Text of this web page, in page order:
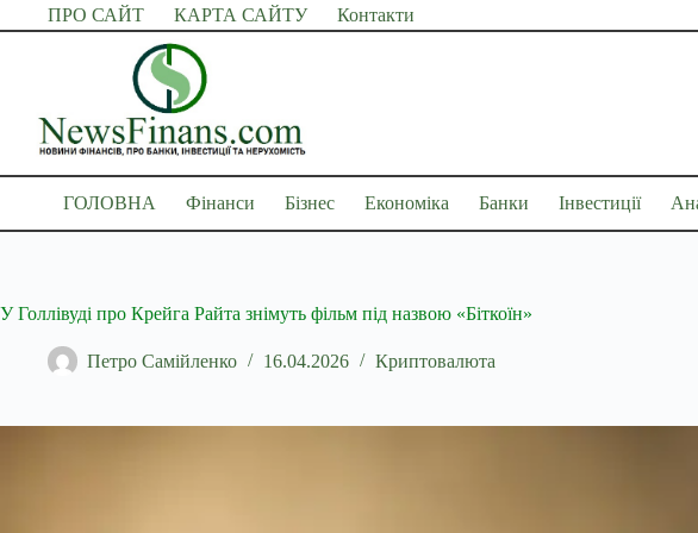
Перейти
до
ПРО САЙТ КАРТА САЙТУ Контакти
ГОЛОВНА Фінанси Бізнес Економіка Банки Інвестиції
У Голлівуді про Крейга Райта знімуть фільм під назвою «Біткоїн»
Петро Самійленко 16.04.2026 Криптовалюта